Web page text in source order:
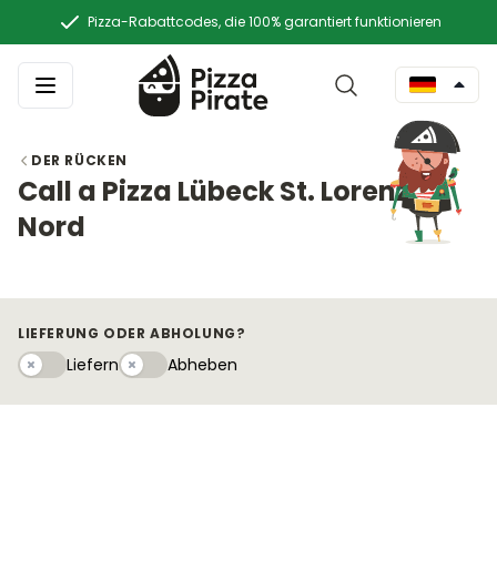
Pizza-Rabattcodes, die 100% garantiert funktionieren
DER RÜCKEN
Call a Pizza Lübeck St. Lorenz
Nord
LIEFERUNG ODER ABHOLUNG?
LiefernLiefernAbhebeny
Abheben